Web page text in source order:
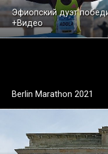
Эфиопский дуэт
+Видео
Berlin Marathon 2021